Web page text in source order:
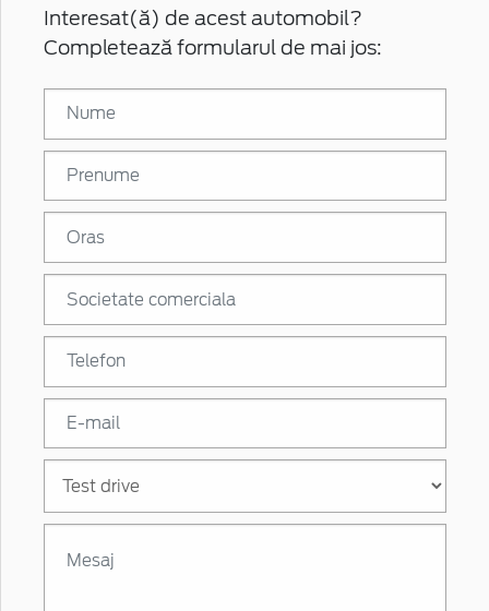
Interesat(ă) de acest automobil?
Completează formularul de mai jos: